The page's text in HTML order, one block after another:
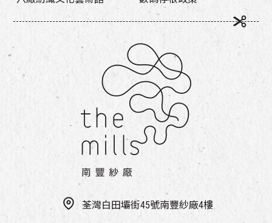
荃灣白田壩街45號南豐紗廠4樓